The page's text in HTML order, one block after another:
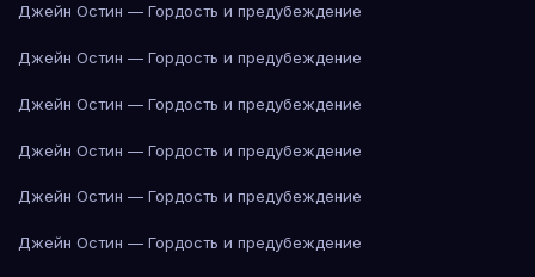
Джейн Остин — Гордость и предубеждение
Джейн Остин — Гордость и предубеждение
Джейн Остин — Гордость и предубеждение
Джейн Остин — Гордость и предубеждение
Джейн Остин — Гордость и предубеждение
Джейн Остин — Гордость и предубеждение